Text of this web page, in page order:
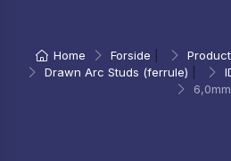
Home Forside
Drawn Arc Studs (ferrule)
6,0mm